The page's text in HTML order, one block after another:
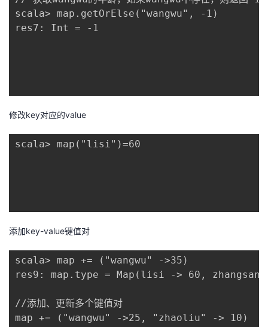
scala> map.getOrElse("wangwu", -1)
res7: Int = -1
修改key对应的value
scala> map("lisi")=60
添加key-value键值对
scala> map += ("wangwu" ->35)
res9: map.type = Map(lisi -> 60, zhangsan
//添加、更新多个键值对
map += ("wangwu" ->25, "zhaoliu" -> 10)